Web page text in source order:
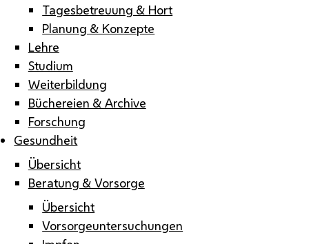
Tagesbetreuung & Hort
Planung & Konzepte
Lehre
Studium
Weiterbildung
Büchereien & Archive
Forschung
Gesundheit
Übersicht
Beratung & Vorsorge
Übersicht
Vorsorgeuntersuchungen